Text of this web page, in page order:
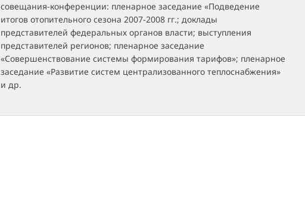
совещания-конференции: пленарное заседание «Подведение
итогов отопительного сезона 2007-2008 гг.; доклады
представителей федеральных органов власти; выступления
представителей регионов; пленарное заседание
«Совершенствование системы формирования тарифов»; пленарное
заседание «Развитие систем централизованного теплоснабжения»
и др.